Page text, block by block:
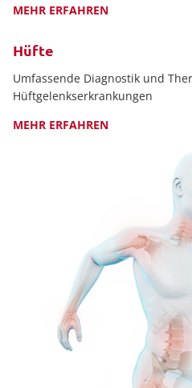
MEHR ERFAHREN
Hüfte
Umfassende Diagnostik und
Hüftgelenkserkrankungen
MEHR ERFAHREN